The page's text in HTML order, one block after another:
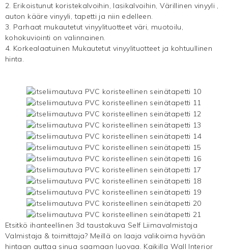
2. Erikoistunut koristekalvoihin, lasikalvoihin, Värillinen vinyyli ,
auton kääre vinyyli, tapetti ja niin edelleen.
3. Parhaat mukautetut vinyylituotteet väri, muotoilu,
kohokuviointi on valinnainen.
4. Korkealaatuinen Mukautetut vinyylituotteet ja kohtuullinen
hinta.
Etsitkö ihanteellinen 3d taustakuva Self Liimavalmistaja
Valmistaja & toimittaja? Meillä on laaja valikoima hyvään
hintaan auttaa sinua saamaan luovaa. Kaikilla Wall Interior